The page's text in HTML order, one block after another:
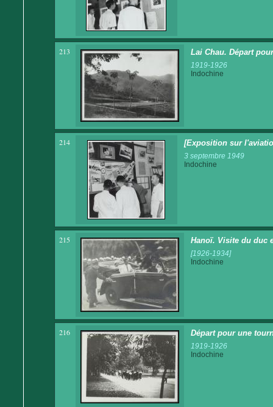
213 Lai Chau. Départ
1919-1926
Indochine
214 [Exposition sur
3 septembre 1949
Indochine
215 Hanoï. Visite du duc
[1926-1934]
Indochine
216 Départ pour une
1919-1926
Indochine